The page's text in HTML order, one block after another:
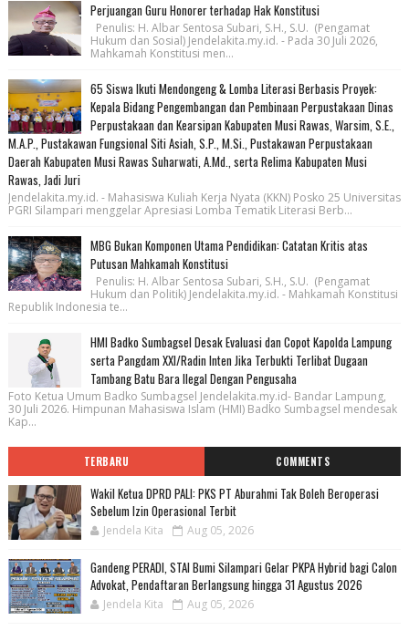
Perjuangan Guru Honorer terhadap Hak Konstitusi
Penulis: H. Albar Sentosa Subari, S.H., S.U. (Pengamat
Hukum dan Sosial) Jendelakita.my.id. - Pada 30 Juli 2026,
Mahkamah Konstitusi men...
65 Siswa Ikuti Mendongeng & Lomba Literasi Berbasis Proyek:
Kepala Bidang Pengembangan dan Pembinaan Perpustakaan Dinas
Perpustakaan dan Kearsipan Kabupaten Musi Rawas, Warsim, S.E.,
M.A.P., Pustakawan Fungsional Siti Asiah, S.P., M.Si., Pustakawan Perpustakaan
Daerah Kabupaten Musi Rawas Suharwati, A.Md., serta Relima Kabupaten Musi
Rawas, Jadi Juri
Jendelakita.my.id. - Mahasiswa Kuliah Kerja Nyata (KKN) Posko 25 Universitas
PGRI Silampari menggelar Apresiasi Lomba Tematik Literasi Berb...
MBG Bukan Komponen Utama Pendidikan: Catatan Kritis atas
Putusan Mahkamah Konstitusi
Penulis: H. Albar Sentosa Subari, S.H., S.U. (Pengamat
Hukum dan Politik) Jendelakita.my.id. - Mahkamah Konstitusi
Republik Indonesia te...
HMI Badko Sumbagsel Desak Evaluasi dan Copot Kapolda Lampung
serta Pangdam XXI/Radin Inten Jika Terbukti Terlibat Dugaan
Tambang Batu Bara Ilegal Dengan Pengusaha
Foto Ketua Umum Badko Sumbagsel Jendelakita.my.id- Bandar Lampung,
30 Juli 2026. Himpunan Mahasiswa Islam (HMI) Badko Sumbagsel mendesak
Kap...
TERBARU COMMENTS
Wakil Ketua DPRD PALI: PKS PT Aburahmi Tak Boleh Beroperasi
Sebelum Izin Operasional Terbit
Jendela Kita Aug 05, 2026
Gandeng PERADI, STAI Bumi Silampari Gelar PKPA Hybrid bagi Calon
Advokat, Pendaftaran Berlangsung hingga 31 Agustus 2026
Jendela Kita Aug 05, 2026